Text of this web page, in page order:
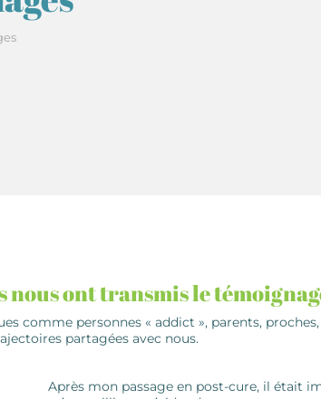
nous ont transmis le
comme personnes « addict », parents,
partagées avec nous.
Après mon passage en post-cure, il était